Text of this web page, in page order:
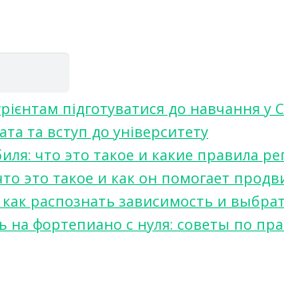
підготуватися до навчання
та вступ до університету
что это такое и какие правила
это такое и как он помогает
распознать зависимость и
на фортепиано с нуля: советы по